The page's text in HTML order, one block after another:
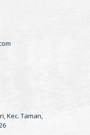
Kec. Taman,